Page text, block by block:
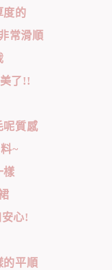
度的
常滑順
了!!
呢質感
~
樣
心!
的平順